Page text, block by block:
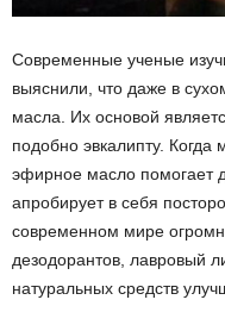
Современные ученые
выяснили, что даже в
масла. Их основой
подобно эвкалипту.
эфирное масло помогает
апробирует в себя
современном мире
дезодорантов, лавровый
натуральных средств